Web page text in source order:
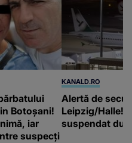
Botoșani!
iar
suspecți
KANALD.RO
Alertă de
Leipzig/Halle!
suspendat